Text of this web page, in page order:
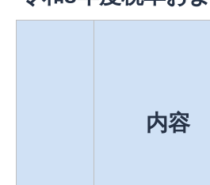
内容